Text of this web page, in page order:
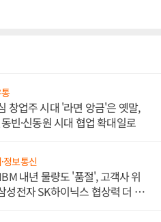
창업주 시대 '라면 앙금'은 옛말,
빈·신동원 시대 협업 확대일로
정보통신
내년 물량도 '품절', 고객사 위
성전자 SK하이닉스 협상력 더 키